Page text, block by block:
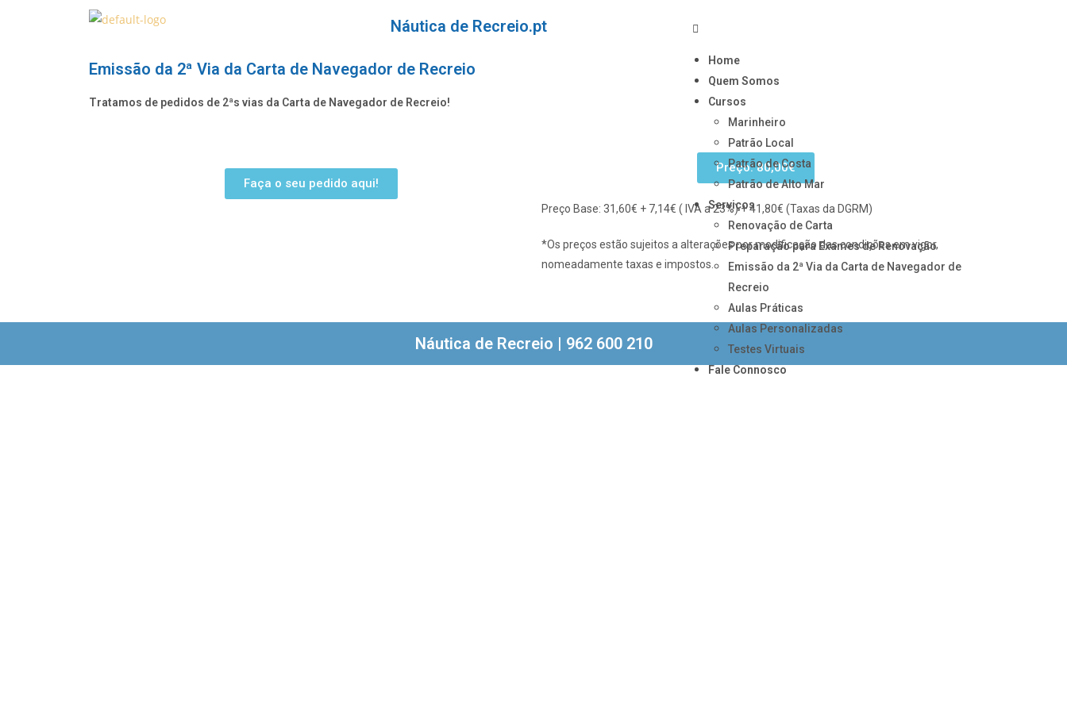
Náutica de Recreio.pt
Home
Quem Somos
Cursos
Marinheiro
Patrão Local
Patrão de Costa
Patrão de Alto Mar
Serviços
Renovação de Carta
Preparação para Exames de Renovação
Emissão da 2ª Via da Carta de Navegador de
Recreio
Aulas Práticas
Aulas Personalizadas
Testes Virtuais
Fale Connosco
Emissão da 2ª Via da Carta de Navegador de Recreio
Tratamos de pedidos de 2ªs vias da Carta de Navegador de Recreio!
Faça o seu pedido aqui!
Preço: 80,00€
Preço Base: 31,60€ + 7,14€ ( IVA a 23%) + 41,80€ (Taxas da DGRM)
*Os preços estão sujeitos a alterações por modificação das condições em vigor,
nomeadamente taxas e impostos.
Náutica de Recreio | 962 600 210